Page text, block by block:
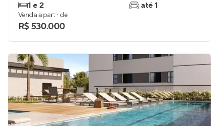
1 e 2
até 1
Venda a partir de
R$ 530.000